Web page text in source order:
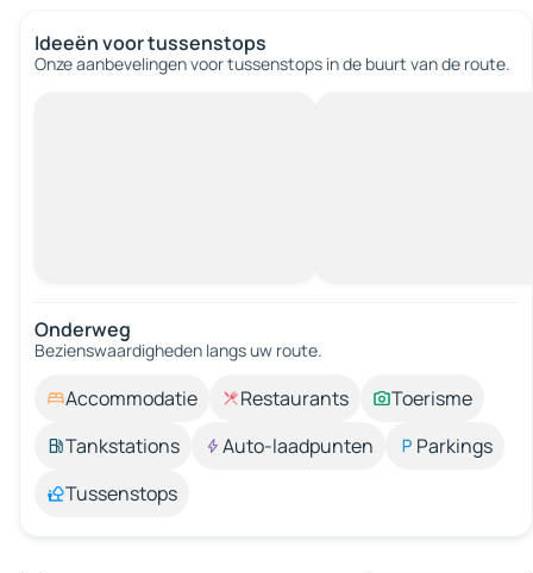
Ideeën voor tussenstops
Onze aanbevelingen voor tussenstops in de buurt van de route.
Onderweg
Bezienswaardigheden langs uw route.
Accommodatie Restaurants
Toerisme
Tankstations
Auto-laadpunten
Parkings
Tussenstops